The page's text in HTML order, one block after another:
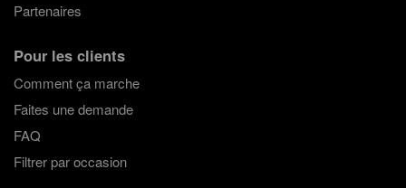
Partenaires
Pour les clients
Comment ça marche
Faites une demande
FAQ
Filtrer par occasion